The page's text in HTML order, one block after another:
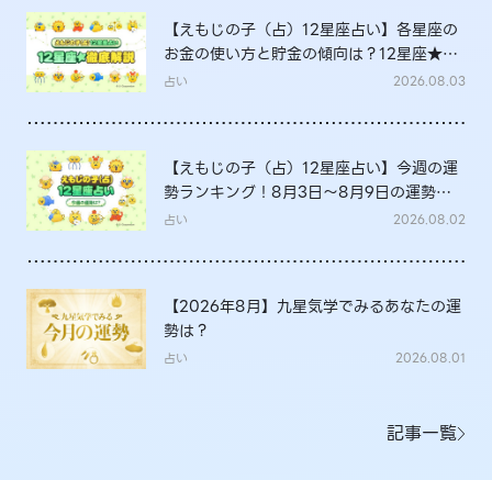
【えもじの子（占）12星座占い】各星座の
お金の使い方と貯金の傾向は？12星座★徹
底解説
占い 2026.08.03
【えもじの子（占）12星座占い】今週の運
勢ランキング！8月3日～8月9日の運勢
は？
占い 2026.08.02
【2026年8月】九星気学でみるあなたの運
勢は？
占い 2026.08.01
記事一覧